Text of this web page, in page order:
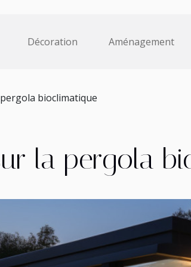
Décoration Aménagement
bioclimatique
la pergola